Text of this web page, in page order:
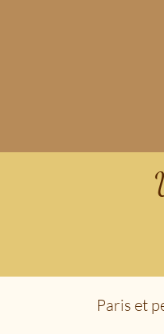
Paris et